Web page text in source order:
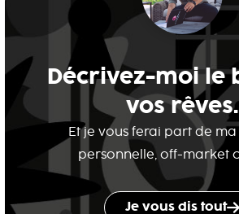
Décrivez-moi le
vos rêves.
Et je vous ferai part de
personnelle, off-market
Je vous dis tout